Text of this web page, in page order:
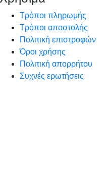
Τρόποι πληρωμής
Τρόποι αποστολής
Πολιτική επιστροφών
Όροι χρήσης
Πολιτική απορρήτου
Συχνές ερωτήσεις